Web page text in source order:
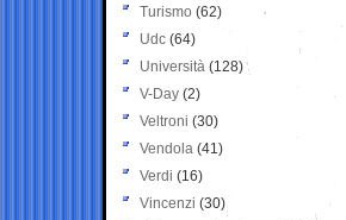
Turismo (62)
Udc (64)
Università (128)
V-Day (2)
Veltroni (30)
Vendola (41)
Verdi (16)
Vincenzi (30)